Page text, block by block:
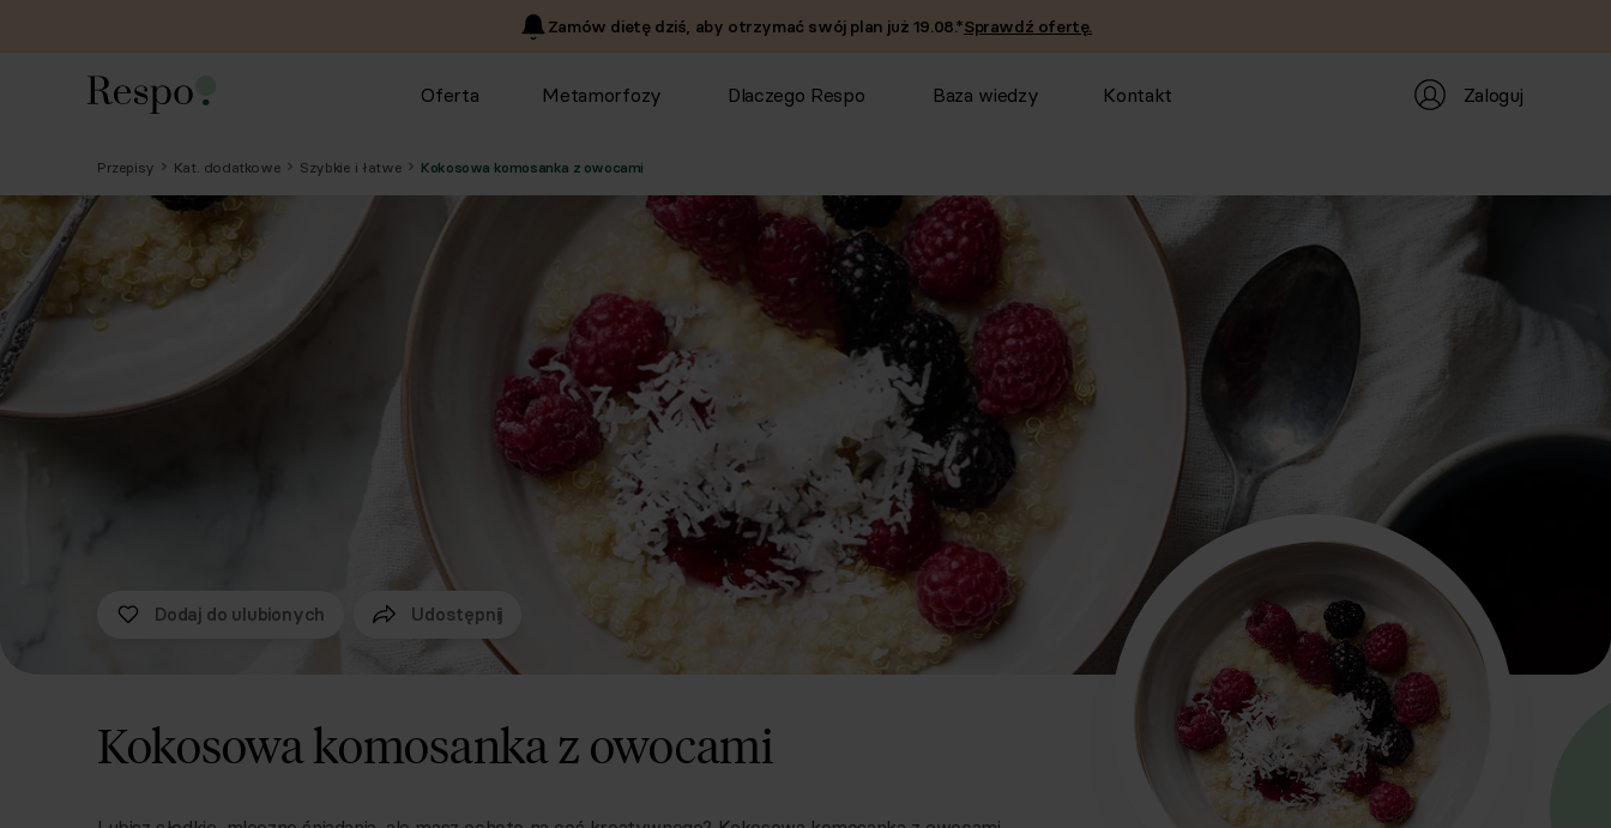
Zamów dietę dziś, aby otrzymać swój plan już 19.08.*Sprawdź ofertę.
Oferta Metamorfozy Dlaczego Respo Baza wiedzy Kontakt Zaloguj
Przepisy Kat. dodatkowe Szybkie i łatwe Kokosowa komosanka z owocami
Dodaj do ulubionych Udostępnij
Kokosowa komosanka z owocami